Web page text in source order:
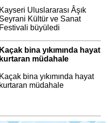
Kayseri Uluslararası Âşık
Seyrani Kültür ve Sanat
Festivali büyüledi
Kaçak bina yıkımında hayat
kurtaran müdahale
Kaçak bina yıkımında hayat
kurtaran müdahale